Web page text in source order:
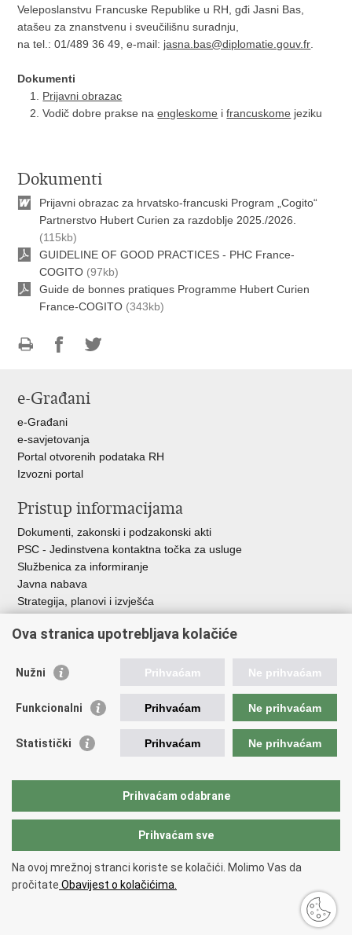
Veleposlanstvu Francuske Republike u RH, gđi Jasni Bas,
atašeu za znanstvenu i sveučilišnu suradnju,
na tel.: 01/489 36 49, e-mail: jasna.bas@diplomatie.gouv.fr
Dokumenti
Prijavni obrazac
Vodič dobre prakse naengleskome ifrancuskome jeziku
Dokumenti
Prijavni obrazac za hrvatsko-francuski Program „Cogito“
Partnerstvo Hubert Curien za razdoblje 2025./2026.
(115kb)
GUIDELINE OF GOOD PRACTICES - PHC France-
COGITO (97kb)
Guide de bonnes pratiques Programme Hubert Curien
France-COGITO (343kb)
FacebookuTwitteru
e-Građani
e-Građani
e-savjetovanja
Portal otvorenih podataka RH
Izvozni portal
Pristup informacijama
Dokumenti, zakonski i podzakonski akti
PSC - Jedinstvena kontaktna točka za usluge
Službenica za informiranje
Javna nabava
Strategija, planovi i izvješća
Korisne poveznice
Vlada RH
ASOO
CARNET
Copyright © 2026 Ministarstvo znanosti, obrazovanja i mladih.
korištenjaIzjava o pristupačnosti
Ova stranica upotrebljava kolačiće
Nužni Prihvaćam Ne prihvaćam
Funkcionalni Prihvaćam Ne prihvaćam
Statistički Prihvaćam Ne prihvaćam
Prihvaćam odabrane
Prihvaćam sve
Na ovoj mrežnoj stranci koriste se kolačići. Molimo Vas da
pročitate Obavijest o kolačićima.